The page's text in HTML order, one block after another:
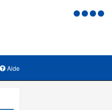
Menu
Aide